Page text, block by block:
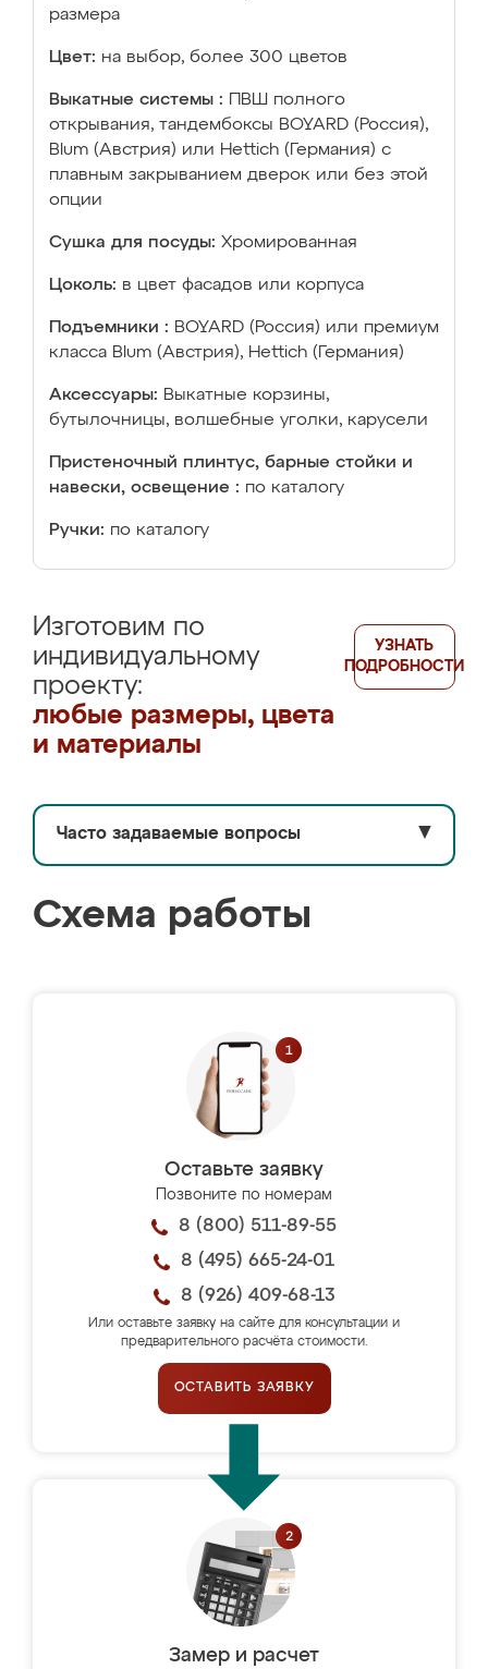
размера
Цвет: на выбор, более 300 цветов
Выкатные системы :
ПВШ полного
открывания, тандембоксы BOYARD (Россия),
Blum (Австрия) или Hettich (Германия) с
плавным закрыванием дверок или без этой
опции
Сушка для посуды: Хромированная
Цоколь: в цвет фасадов или корпуса
Подъемники : BOYARD (Россия) или премиум
класса Blum (Австрия), Hettich (Германия)
Аксессуары: Выкатные корзины,
бутылочницы, волшебные уголки, карусели
Пристеночный плинтус, барные стойки и
навески, освещение : по каталогу
Ручки: по каталогу
Изготовим по
индивидуальному
проекту:
любые размеры, цвета
и материалы
УЗНАТЬ
ПОДРОБНОСТИ
Часто задаваемые вопросы ▼
Схема работы
Оставьте заявку
Позвоните по номерам
8 (800) 511-89-55
8 (495) 665-24-01
8 (926) 409-68-13
Или оставьте заявку на сайте для консультации и
предварительного расчёта стоимости.
ОСТАВИТЬ ЗАЯВКУ
Замер и расчет